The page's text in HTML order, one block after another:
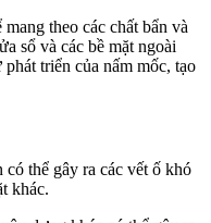
theo các chất bẩn và
sổ và các bề mặt ngoài
triển của nấm mốc, tạo
thể gây ra các vết ố khó
khác.